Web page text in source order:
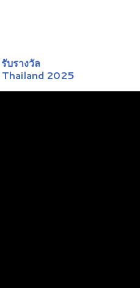
บรางวัล
Thailand 2025